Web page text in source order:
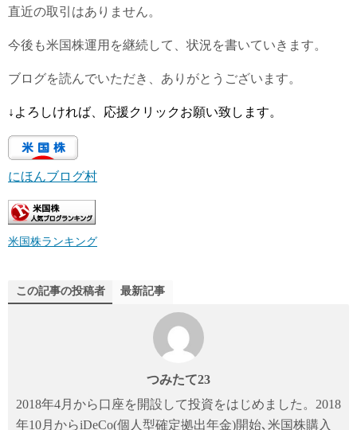
直近の取引はありません。
今後も米国株運用を継続して、状況を書いていきます。
ブログを読んでいただき、ありがとうございます。
↓よろしければ、応援クリックお願い致します。
にほんブログ村
米国株ランキング
この記事の投稿者 最新記事
つみたて23
2018年4月から口座を開設して投資をはじめました。2018
年10月からiDeCo(個人型確定拠出年金)開始､米国株購入